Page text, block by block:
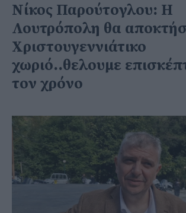
Νίκος Παρούτογλου: Η
Λουτρόπολη θα
Χριστουγεννιάτικο
χωριό..θελουμε
τον χρόνο